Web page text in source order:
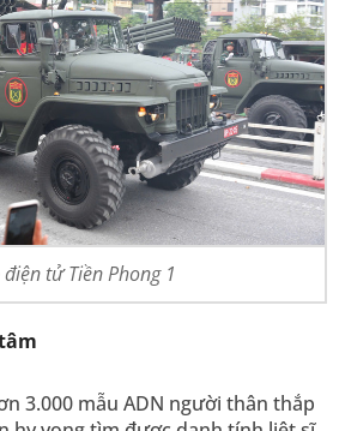
tử Tiền Phong 1
3.000 mẫu ADN người thân thắp